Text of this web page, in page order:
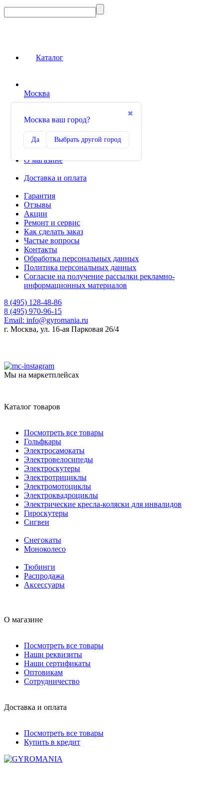
Каталог
Москва
✖
Москва ваш город?
Да Выбрать другой город
0
Избранное
О магазине
Доставка и оплата
Гарантия
Отзывы
Акции
Ремонт и сервис
Как сделать заказ
Частые вопросы
Контакты
Обработка персональных данных
Политика персональных данных
Согласие на получение рассылки рекламно-
информационных материалов
8 (495) 128-48-86
8 (495) 970-96-15
Email: info@gyromania.ru
г. Москва, ул. 16-ая Парковая 26/4
Мы на маркетплейсах
Каталог товаров
Посмотреть все товары
Гольфкары
Электросамокаты
Электровелосипеды
Электроскутеры
Электротрициклы
Электромотоциклы
Электроквадроциклы
Электрические кресла-коляски для инвалидов
Гироскутеры
Сигвеи
Снегокаты
Моноколесо
Тюбинги
Распродажа
Аксессуары
О магазине
Посмотреть все товары
Наши реквизиты
Наши сертификаты
Оптовикам
Сотрудничество
Доставка и оплата
Посмотреть все товары
Купить в кредит